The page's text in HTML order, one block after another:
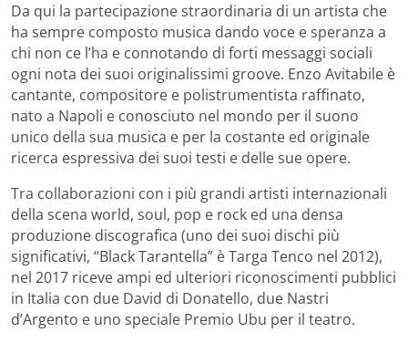
Da qui la partecipazione straordinaria di un artista che
ha sempre composto musica dando voce e speranza a
chi non ce l’ha e connotando di forti messaggi sociali
ogni nota dei suoi originalissimi groove. Enzo Avitabile è
cantante, compositore e polistrumentista raffinato,
nato a Napoli e conosciuto nel mondo per il suono
unico della sua musica e per la costante ed originale
ricerca espressiva dei suoi testi e delle sue opere.
Tra collaborazioni con i più grandi artisti internazionali
della scena world, soul, pop e rock ed una densa
produzione discografica (uno dei suoi dischi più
significativi, “Black Tarantella” è Targa Tenco nel 2012),
nel 2017 riceve ampi ed ulteriori riconoscimenti pubblici
in Italia con due David di Donatello, due Nastri
d’Argento e uno speciale Premio Ubu per il teatro.